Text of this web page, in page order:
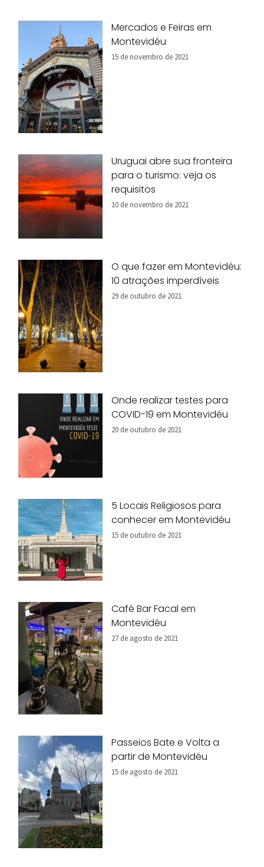
Mercados e Feiras em
Montevidéu
15 de novembro de 2021
Uruguai abre sua fronteira
para o turismo: veja os
requisitos
10 de novembro de 2021
O que fazer em Montevidéu:
10 atrações imperdíveis
29 de outubro de 2021
Onde realizar testes para
COVID-19 em Montevidéu
20 de outubro de 2021
5 Locais Religiosos para
conhecer em Montevidéu
15 de outubro de 2021
Café Bar Facal em
Montevidéu
27 de agosto de 2021
Passeios Bate e Volta a
partir de Montevidéu
15 de agosto de 2021